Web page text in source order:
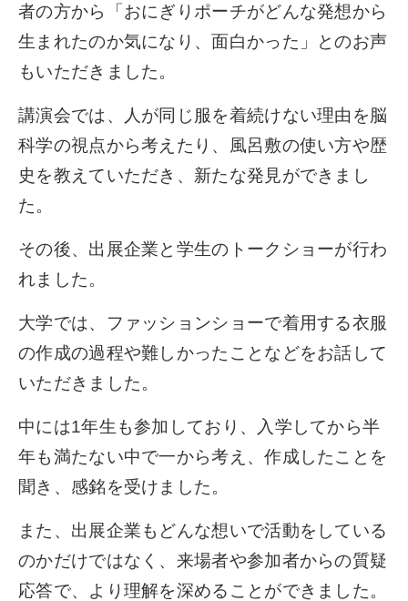
者の方から「おにぎりポーチがどんな発想から
生まれたのか気になり、面白かった」とのお声
もいただきました。
講演会では、人が同じ服を着続けない理由を脳
科学の視点から考えたり、風呂敷の使い方や歴
史を教えていただき、新たな発見ができまし
た。
その後、出展企業と学生のトークショーが行わ
れました。
大学では、ファッションショーで着用する衣服
の作成の過程や難しかったことなどをお話して
いただきました。
中には1年生も参加しており、入学してから半
年も満たない中で一から考え、作成したことを
聞き、感銘を受けました。
また、出展企業もどんな想いで活動をしている
のかだけではなく、来場者や参加者からの質疑
応答で、より理解を深めることができました。